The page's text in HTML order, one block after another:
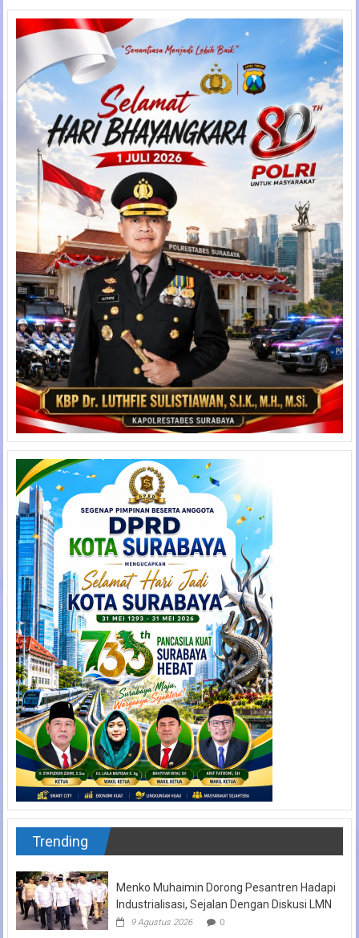
Trending
Menko Muhaimin Dorong Pesantren Hadapi
Industrialisasi, Sejalan Dengan Diskusi LMN
9 Agustus 2026 0